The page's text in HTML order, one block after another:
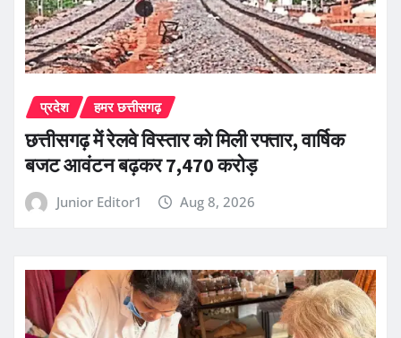
प्रदेश हमर छत्तीसगढ़
छत्तीसगढ़ में रेलवे विस्तार को मिली रफ्तार, वार्षिक
बजट आवंटन बढ़कर 7,470 करोड़
Junior Editor1 Aug 8, 2026